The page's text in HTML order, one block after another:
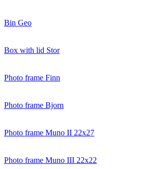
Bin Geo
Box with lid Stor
Photo frame Finn
Photo frame Bjorn
Photo frame Muno II 22x27
Photo frame Muno III 22x22